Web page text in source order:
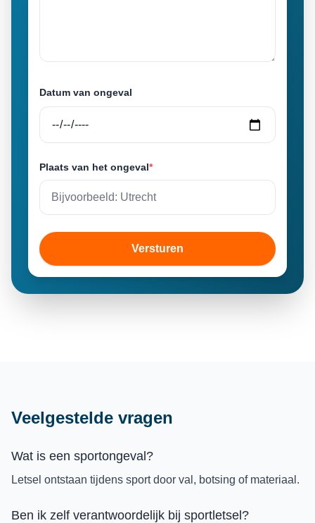
Datum van ongeval
Plaats van het ongeval*
Versturen
Veelgestelde vragen
Wat is een sportongeval?
Letsel ontstaan tijdens sport door val, botsing of materiaal.
Ben ik zelf verantwoordelijk bij sportletsel?